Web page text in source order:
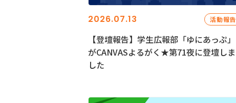
2026.07.13 活動報告
【登壇報告】学生広報部「ゆにあっぷ」
がCANVASよるがく★第71夜に登壇しま
した